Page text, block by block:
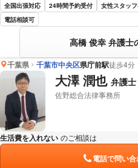
全国出張対応 24時間予約受付 女性スタッ
電話相談可
高橋 俊幸 弁護士
千葉県 千葉市中央区県庁前駅徒歩4分
大澤 潤也 弁護士
佐野総合法律事務所
生活費を入れない のご相談は
電話で問い